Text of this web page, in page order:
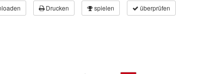
Drucken spielen überprüfen